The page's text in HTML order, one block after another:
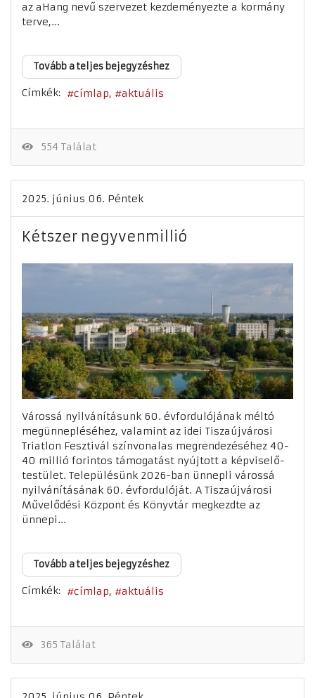
az aHang nevű szervezet kezdeményezte a kormány
terve,...
Tovább a teljes bejegyzéshez
Címkék: címlap aktuális
554 Találat
2025. június 06. Péntek
Kétszer negyvenmillió
Várossá nyilvánításunk 60. évfordulójának méltó
megünnepléséhez, valamint az idei Tiszaújvárosi
Triatlon Fesztivál színvonalas megrendezéséhez 40-
40 millió forintos támogatást nyújtott a képviselő-
testület. Településünk 2026-ban ünnepli várossá
nyilvánításának 60. évfordulóját. A Tiszaújvárosi
Művelődési Központ és Könyvtár megkezdte az
ünnepi...
Tovább a teljes bejegyzéshez
Címkék: címlap aktuális
365 Találat